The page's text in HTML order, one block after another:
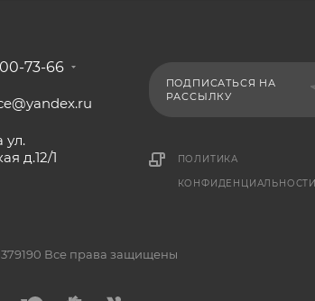
73-66
ул.
д.12/1
ПОДПИСАТЬСЯ НА
РАССЫЛКУ
ПОЛИТИКА
КОНФИДЕНЦИАЛЬНОСТИ
Все права защищены